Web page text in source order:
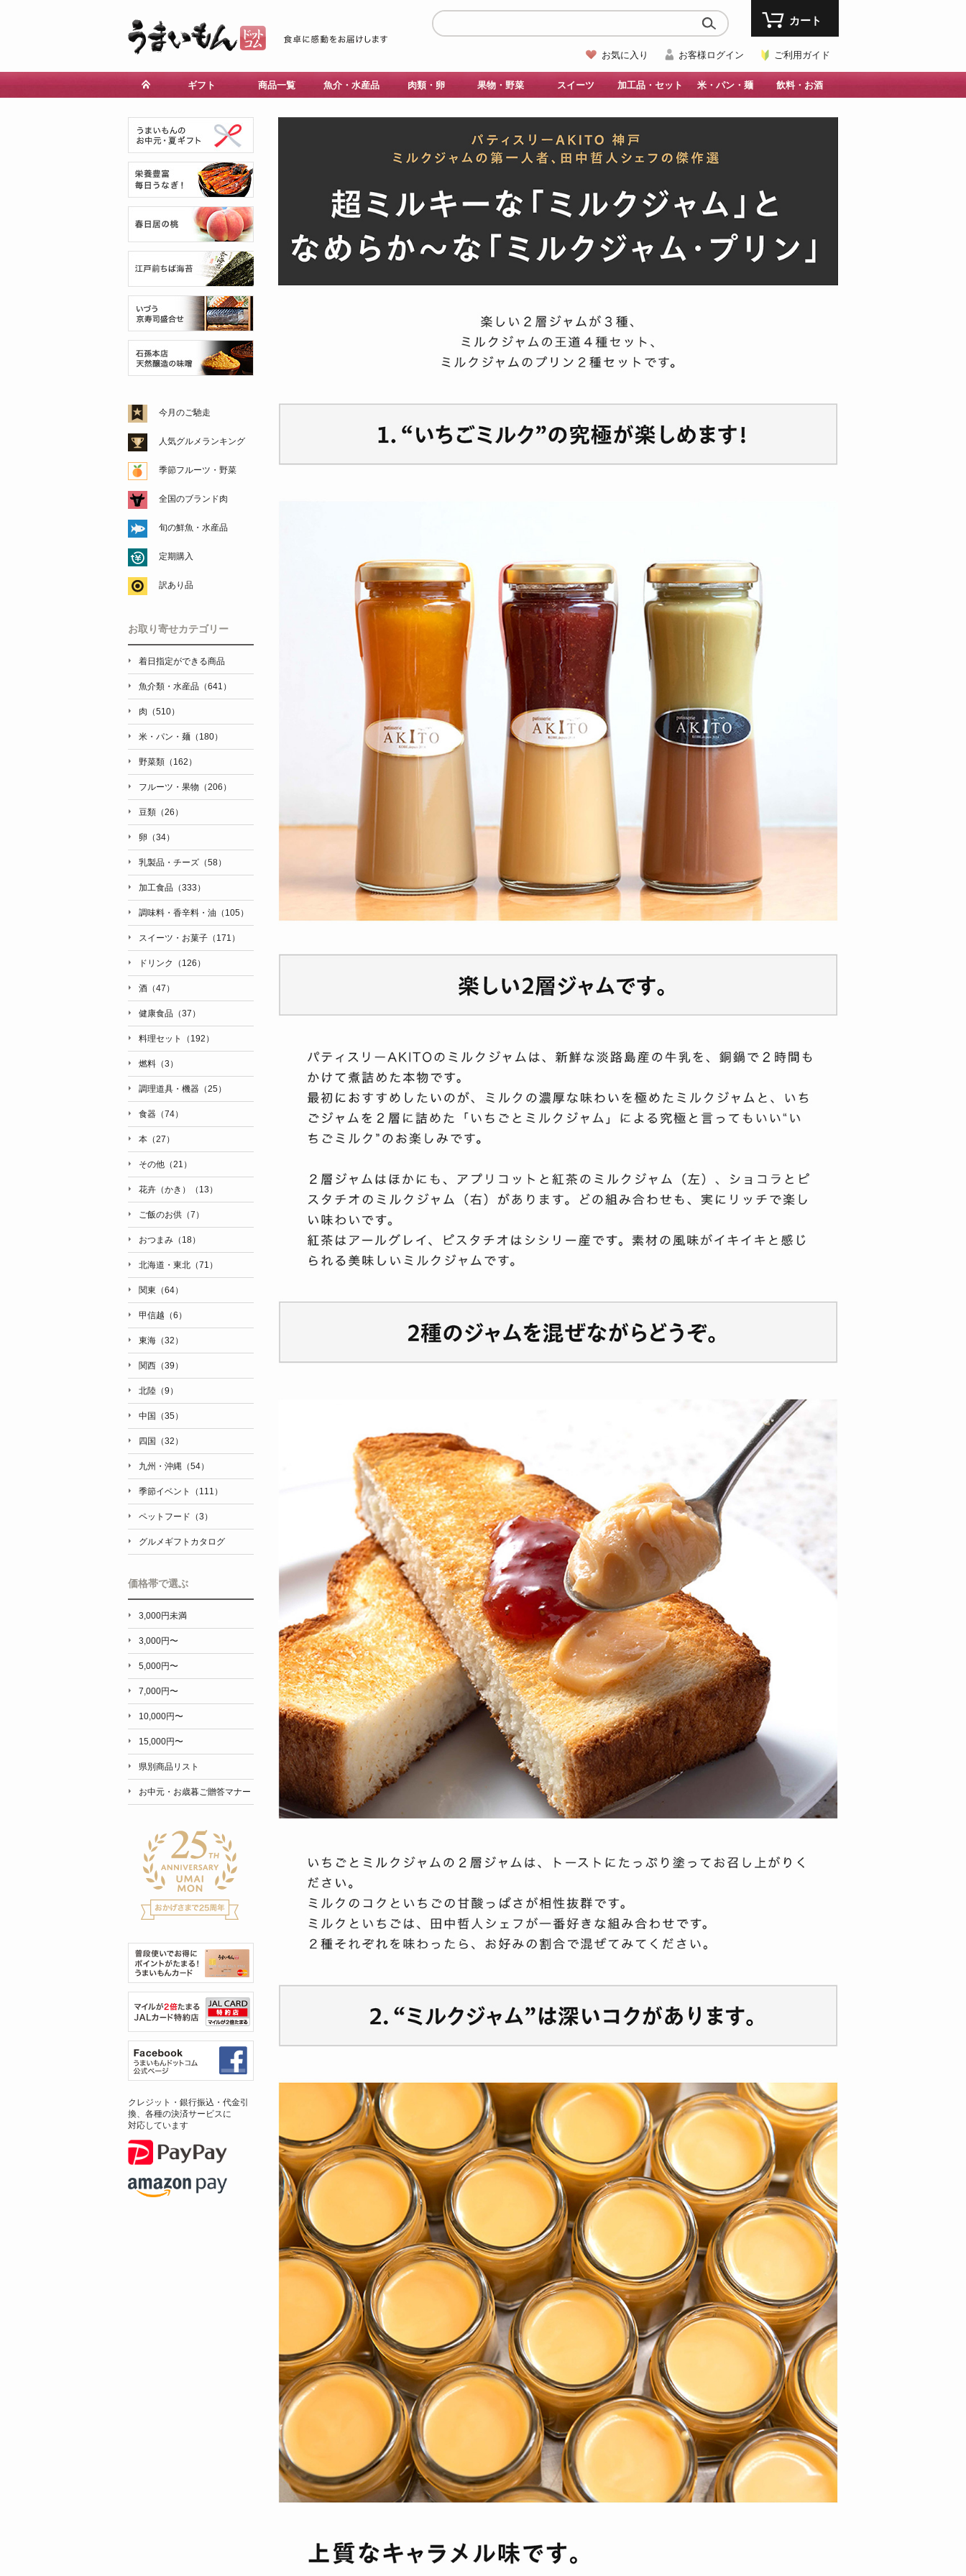
お気に入り お客様ログイン ご利用ガイド
カート
ギフト 商品一覧 魚介・水産品 肉類・卵 果物・野菜 スイーツ 加工品・セット 米・パン・麺 飲料・お酒
今月のご馳走
人気グルメランキング
季節フルーツ・野菜
全国のブランド肉
旬の鮮魚・水産品
定期購入
訳あり品
お取り寄せカテゴリー
着日指定ができる商品
魚介類・水産品（641）
肉（510）
米・パン・麺（180）
野菜類（162）
フルーツ・果物（206）
豆類（26）
卵（34）
乳製品・チーズ（58）
加工食品（333）
調味料・香辛料・油（105）
スイーツ・お菓子（171）
ドリンク（126）
酒（47）
健康食品（37）
料理セット（192）
燃料（3）
調理道具・機器（25）
食器（74）
本（27）
その他（21）
花卉（かき）（13）
ご飯のお供（7）
おつまみ（18）
北海道・東北（71）
関東（64）
甲信越（6）
東海（32）
関西（39）
北陸（9）
中国（35）
四国（32）
九州・沖縄（54）
季節イベント（111）
ペットフード（3）
グルメギフトカタログ
価格帯で選ぶ
3,000円未満
3,000円〜
5,000円〜
7,000円〜
10,000円〜
15,000円〜
県別商品リスト
お中元・お歳暮ご贈答マナー
クレジット・銀行振込・代金引
換、各種の決済サービスに
対応しています